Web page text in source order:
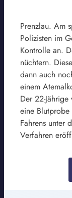
Prenzlau. Am
Polizisten im
Kontrolle an.
nüchtern.
dann auch
einem
Der 22-
eine
Fahrens unter
Verfahren